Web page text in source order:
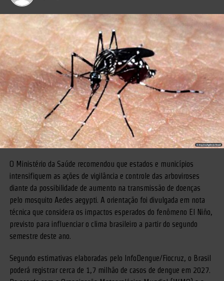
O Ministério da Saúde recomendou que estados e municípios
intensifiquem as ações de vigilância e controle das arboviroses
diante da possibilidade de aumento na transmissão de doenças
pelo mosquito Aedes aegypti. A orientação foi divulgada em nota
técnica que considera os impactos esperados do fenômeno El Niño,
previsto para influenciar o clima brasileiro a partir do segundo
semestre deste ano.
Segundo estimativas elaboradas pelo InfoDengue/Fiocruz, o Brasil
poderá registrar cerca de 1,7 milhão de casos de dengue em 2027.